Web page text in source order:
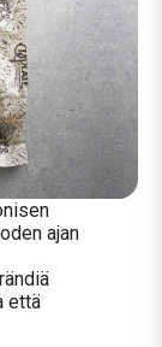
ajan
että